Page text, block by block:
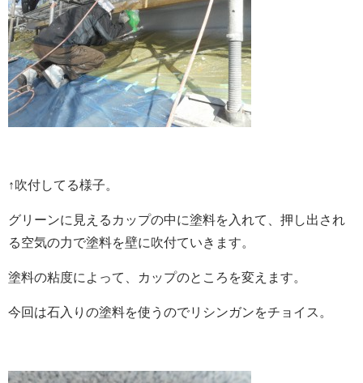
↑吹付してる様子。
グリーンに見えるカップの中に塗料を入れて、押し出され
る空気の力で塗料を壁に吹付ていきます。
塗料の粘度によって、カップのところを変えます。
今回は石入りの塗料を使うのでリシンガンをチョイス。